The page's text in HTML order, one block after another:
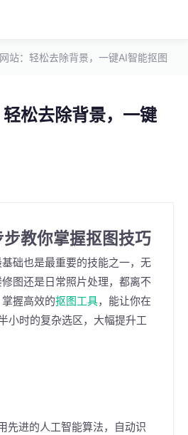
站：轻松去除背景，一键AI智能抠图
松去除背景，一键
教你掌握抠图技巧
础也是最重要的技能之一，无
图还是日常照片处理，都离不
握高效的抠图工具，能让你在
小时的复杂选区，大幅提升工
先进的人工智能算法，自动识